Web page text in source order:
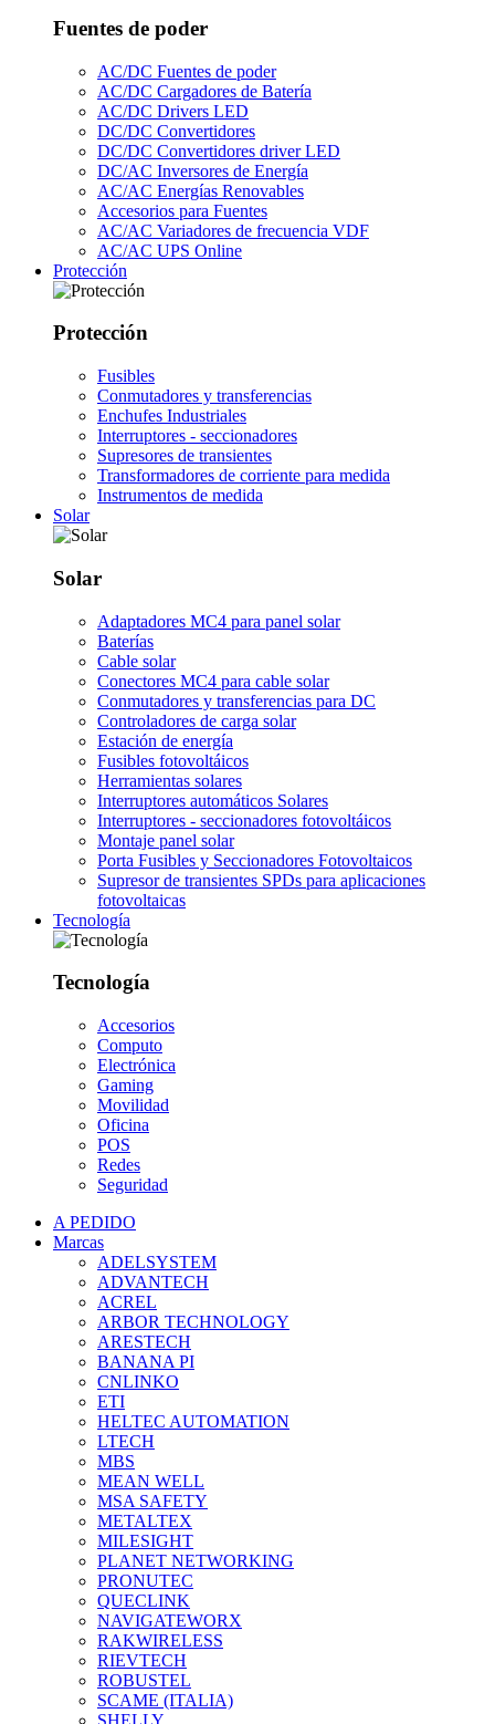
Fuentes de poder
AC/DC Fuentes de poder
AC/DC Cargadores de Batería
AC/DC Drivers LED
DC/DC Convertidores
DC/DC Convertidores driver LED
DC/AC Inversores de Energía
AC/AC Energías Renovables
Accesorios para Fuentes
AC/AC Variadores de frecuencia VDF
AC/AC UPS Online
Protección
Protección
Fusibles
Conmutadores y transferencias
Enchufes Industriales
Interruptores - seccionadores
Supresores de transientes
Transformadores de corriente para medida
Instrumentos de medida
Solar
Solar
Adaptadores MC4 para panel solar
Baterías
Cable solar
Conectores MC4 para cable solar
Conmutadores y transferencias para DC
Controladores de carga solar
Estación de energía
Fusibles fotovoltáicos
Herramientas solares
Interruptores automáticos Solares
Interruptores - seccionadores fotovoltáicos
Montaje panel solar
Porta Fusibles y Seccionadores Fotovoltaicos
Supresor de transientes SPDs para aplicaciones
fotovoltaicas
Tecnología
Tecnología
Accesorios
Computo
Electrónica
Gaming
Movilidad
Oficina
POS
Redes
Seguridad
A PEDIDO
Marcas
ADELSYSTEM
ADVANTECH
ACREL
ARBOR TECHNOLOGY
ARESTECH
BANANA PI
CNLINKO
ETI
HELTEC AUTOMATION
LTECH
MBS
MEAN WELL
MSA SAFETY
METALTEX
MILESIGHT
PLANET NETWORKING
PRONUTEC
QUECLINK
NAVIGATEWORX
RAKWIRELESS
RIEVTECH
ROBUSTEL
SCAME (ITALIA)
SHELLY